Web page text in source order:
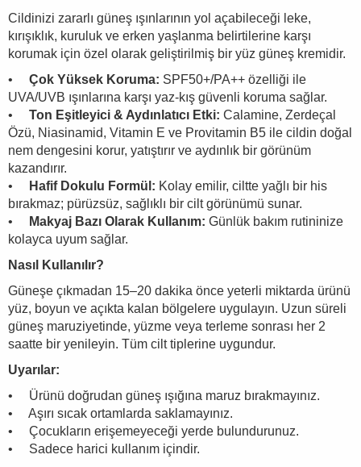
Cildinizi zararlı güneş ışınlarının yol açabileceği leke,
kırışıklık, kuruluk ve erken yaşlanma belirtilerine karşı
korumak için özel olarak geliştirilmiş bir yüz güneş kremidir.
• Çok Yüksek Koruma: SPF50+/PA++ özelliği ile
UVA/UVB ışınlarına karşı yaz-kış güvenli koruma sağlar.
• Ton Eşitleyici & Aydınlatıcı Etki: Calamine, Zerdeçal
Özü, Niasinamid, Vitamin E ve Provitamin B5 ile cildin doğal
nem dengesini korur, yatıştırır ve aydınlık bir görünüm
kazandırır.
•
Hafif Dokulu Formül: Kolay emilir, ciltte yağlı bir his
bırakmaz; pürüzsüz, sağlıklı bir cilt görünümü sunar.
•
Makyaj Bazı Olarak Kullanım: Günlük bakım rutininize
kolayca uyum sağlar.
Nasıl Kullanılır?
Güneşe çıkmadan 15–20 dakika önce yeterli miktarda ürünü
yüz, boyun ve açıkta kalan bölgelere uygulayın. Uzun süreli
güneş maruziyetinde, yüzme veya terleme sonrası her 2
saatte bir yenileyin. Tüm cilt tiplerine uygundur.
Uyarılar:
• Ürünü doğrudan güneş ışığına maruz bırakmayınız.
• Aşırı sıcak ortamlarda saklamayınız.
• Çocukların erişemeyeceği yerde bulundurunuz.
• Sadece harici kullanım içindir.